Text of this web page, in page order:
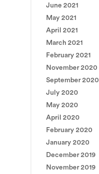
June 2021
May 2021
April 2021
March 2021
February 2021
November 2020
September 2020
July 2020
May 2020
April 2020
February 2020
January 2020
December 2019
November 2019